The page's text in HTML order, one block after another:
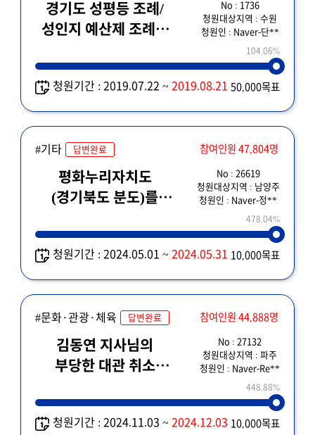
경기도 성평등 조례/
성인지 예산제 조례에
이전) 관련 긴급 청원
No : 1736
청원대상지역 : 수원
청원인 : Naver-단**
104.06%
청원기간 : 2019.07.22 ~2019.08.21 50,000목표
#기타 답변완료 참여인원 47,804명
평화누리자치도
(경기북도 분도)를
No : 26619
청원대상지역 : 남양주
청원인 : Naver-정**
478.04%
청원기간 : 2024.05.01 ~2024.05.31 10,000목표
#문화·관광·체육 답변완료 참여인원 44,888명
김동연 지사님의
부당한 대관 취소
사과와 피해 보상을
요청합니다
No : 27132
청원대상지역 : 파주
청원인 : Naver-Re**
448.88%
청원기간 : 2024.11.03 ~2024.12.03 10,000목표